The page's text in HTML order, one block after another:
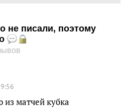
не писали, поэтому
из матчей кубка